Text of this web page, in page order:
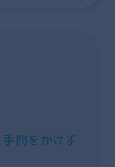
間をかけず